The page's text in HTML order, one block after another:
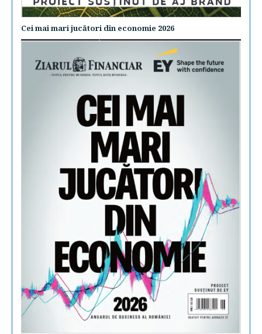
Cei mai mari jucători din economie 2026